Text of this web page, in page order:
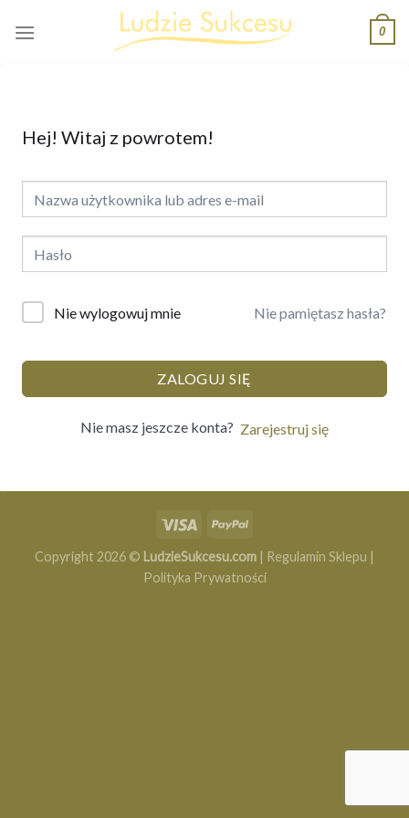
0
Hej! Witaj z powrotem!
Nie wylogowuj mnie Nie pamiętasz hasła?
ZALOGUJ SIĘ
Nie masz jeszcze konta? Zarejestruj się
Copyright 2026 © LudzieSukcesu.com | Regulamin Sklepu |
Polityka Prywatności